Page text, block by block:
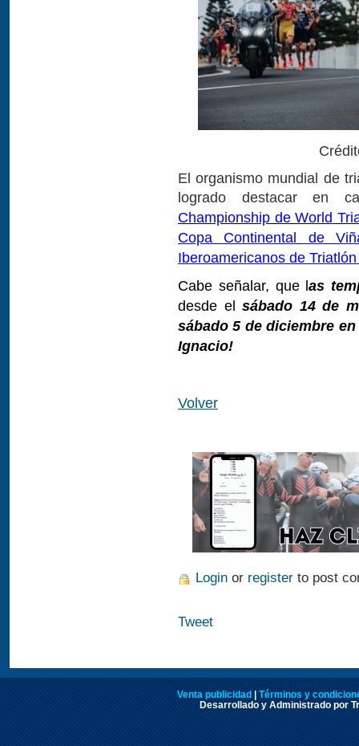
El organismo mundial de
logrado destacar en
Championship de World
Copa Continental de
Iberoamericanos de
Cabe señalar, que las
desde elsábado 14 de
sábado 5 de diciembre
Ignacio!
Volver
Login or register to post
Tweet
Venta publicidad | Términos y
Desarrollado y Administrado por